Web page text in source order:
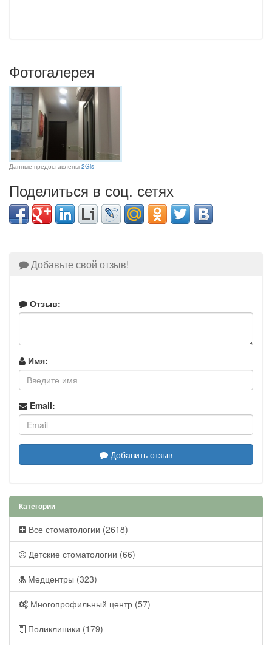
Фотогалерея
Данные предоставлены 2Gis
Поделиться в соц. сетях
Добавьте свой отзыв!
Отзыв:
Имя:
Email:
Добавить отзыв
Категории
Все стоматологии (2618)
Детские стоматологии (66)
Медцентры (323)
Многопрофильный центр (57)
Поликлиники (179)